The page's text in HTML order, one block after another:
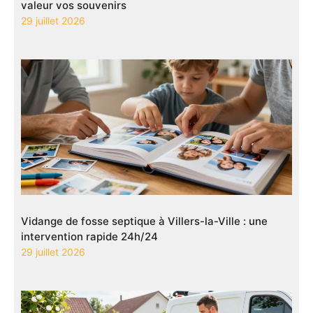
valeur vos souvenirs
29 juillet 2026
Vidange de fosse septique à Villers-la-Ville : une
intervention rapide 24h/24
29 juillet 2026